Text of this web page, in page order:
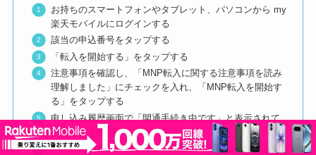
お持ちのスマートフォンやタブレット、パソコンから my
楽天モバイルにログインする
該当の申込番号をタップする
「転入を開始する」をタップする
注意事項を確認し、「MNP転入に関する注意事項を読み
理解しました」にチェックを入れ、「MNP転入を開始す
る」をタップする
申し込み履歴画面で「開通手続き中です」と表示されて
いることを確認する
利用していたスマートフォンが通話不可になったことを